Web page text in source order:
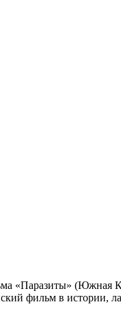
«Паразиты» (Южная
фильм в истории,